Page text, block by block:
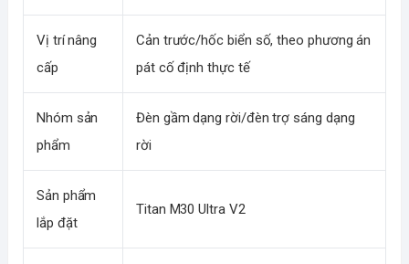
Vị trí nâng
cấp
Cản trước/hốc biển số, theo phương án
pát cố định thực tế
Nhóm sản
phẩm
Đèn gầm dạng rời/đèn trợ sáng dạng
rời
Sản phẩm
lắp đặt
Titan M30 Ultra V2